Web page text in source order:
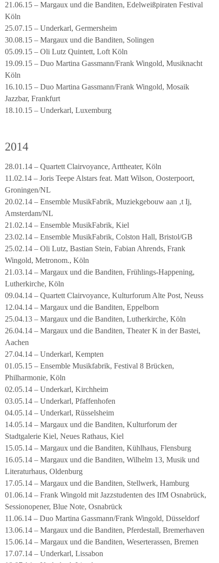
21.06.15 – Margaux und die Banditen, Edelweißpiraten Festival
Köln
25.07.15 – Underkarl, Germersheim
30.08.15 – Margaux und die Banditen, Solingen
05.09.15 – Oli Lutz Quintett, Loft Köln
19.09.15 – Duo Martina Gassmann/Frank Wingold, Musiknacht
Köln
16.10.15 – Duo Martina Gassmann/Frank Wingold, Mosaik
Jazzbar, Frankfurt
18.10.15 – Underkarl, Luxemburg
2014
28.01.14 – Quartett Clairvoyance, Arttheater, Köln
11.02.14 – Joris Teepe Alstars feat. Matt Wilson, Oosterpoort,
Groningen/NL
20.02.14 – Ensemble MusikFabrik, Muziekgebouw aan ‚t Ij,
Amsterdam/NL
21.02.14 – Ensemble MusikFabrik, Kiel
23.02.14 – Ensemble MusikFabrik, Colston Hall, Bristol/GB
25.02.14 – Oli Lutz, Bastian Stein, Fabian Ahrends, Frank
Wingold, Metronom., Köln
21.03.14 – Margaux und die Banditen, Frühlings-Happening,
Lutherkirche, Köln
09.04.14 – Quartett Clairvoyance, Kulturforum Alte Post, Neuss
12.04.14 – Margaux und die Banditen, Eppelborn
25.04.13 – Margaux und die Banditen, Lutherkirche, Köln
26.04.14 – Margaux und die Banditen, Theater K in der Bastei,
Aachen
27.04.14 – Underkarl, Kempten
01.05.15 – Ensemble Musikfabrik, Festival 8 Brücken,
Philharmonie, Köln
02.05.14 – Underkarl, Kirchheim
03.05.14 – Underkarl, Pfaffenhofen
04.05.14 – Underkarl, Rüsselsheim
14.05.14 – Margaux und die Banditen, Kulturforum der
Stadtgalerie Kiel, Neues Rathaus, Kiel
15.05.14 – Margaux und die Banditen, Kühlhaus, Flensburg
16.05.14 – Margaux und die Banditen, Wilhelm 13, Musik und
Literaturhaus, Oldenburg
17.05.14 – Margaux und die Banditen, Stellwerk, Hamburg
01.06.14 – Frank Wingold mit Jazzstudenten des IfM Osnabrück,
Sessionopener, Blue Note, Osnabrück
11.06.14 – Duo Martina Gassmann/Frank Wingold, Düsseldorf
13.06.14 – Margaux und die Banditen, Pferdestall, Bremerhaven
15.06.14 – Margaux und die Banditen, Weserterassen, Bremen
17.07.14 – Underkarl, Lissabon